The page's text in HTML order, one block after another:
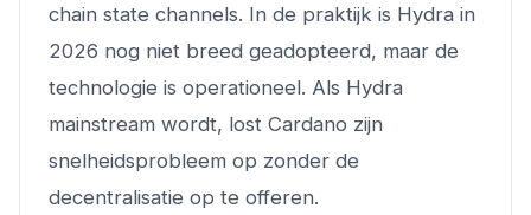
chain state channels. In de praktijk is Hydra in
2026 nog niet breed geadopteerd, maar de
technologie is operationeel. Als Hydra
mainstream wordt, lost Cardano zijn
snelheidsprobleem op zonder de
decentralisatie op te offeren.